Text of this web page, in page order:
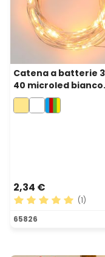
Catena a batterie
40 microled bianco
caldo, cavo metal
argento
2,34 €
Valutazione media
(1)
65826